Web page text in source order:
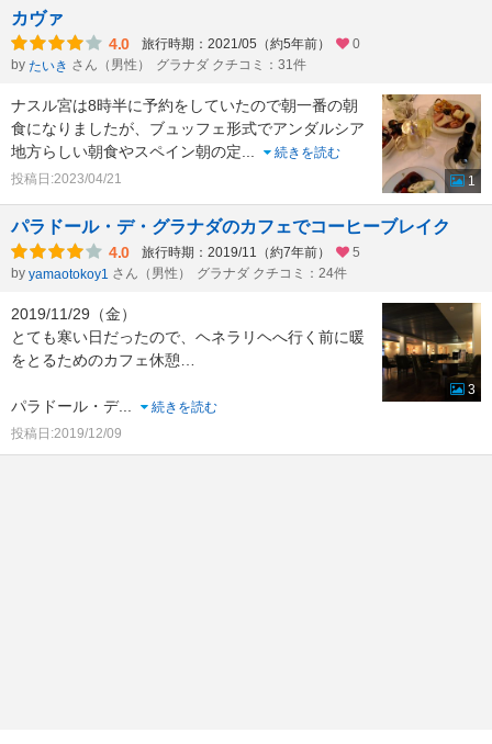
カヴァ
4.0 旅行時期：2021/05（約5年前）
0
by たいき さん（男性） グラナダ クチコミ：31件
ナスル宮は8時半に予約をしていたので朝一番の朝
食になりましたが、ブュッフェ形式でアンダルシア
地方らしい朝食やスペイン朝の定...
続きを読む
投稿日:2023/04/21
1
パラドール・デ・グラナダのカフェでコーヒーブレイク
4.0 旅行時期：2019/11（約7年前）
5
by yamaotokoy1 さん（男性） グラナダ クチコミ：24件
2019/11/29（金）
とても寒い日だったので、ヘネラリヘへ行く前に暖
をとるためのカフェ休憩…
パラドール・デ...
続きを読む
投稿日:2019/12/09
3